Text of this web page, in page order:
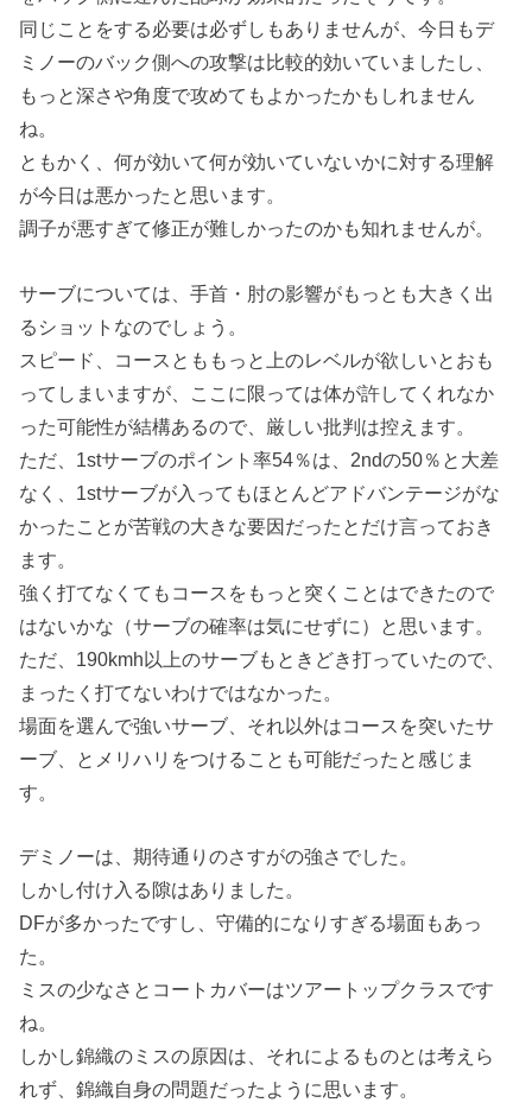
同じことをする必要は必ずしもありませんが、今日もデ
ミノーのバック側への攻撃は比較的効いていましたし、
もっと深さや角度で攻めてもよかったかもしれません
ね。
ともかく、何が効いて何が効いていないかに対する理解
が今日は悪かったと思います。
調子が悪すぎて修正が難しかったのかも知れませんが。
サーブについては、手首・肘の影響がもっとも大きく出
るショットなのでしょう。
スピード、コースとももっと上のレベルが欲しいとおも
ってしまいますが、ここに限っては体が許してくれなか
った可能性が結構あるので、厳しい批判は控えます。
ただ、1stサーブのポイント率54％は、2ndの50％と大差
なく、1stサーブが入ってもほとんどアドバンテージがな
かったことが苦戦の大きな要因だったとだけ言っておき
ます。
強く打てなくてもコースをもっと突くことはできたので
はないかな（サーブの確率は気にせずに）と思います。
ただ、190kmh以上のサーブもときどき打っていたので、
まったく打てないわけではなかった。
場面を選んで強いサーブ、それ以外はコースを突いたサ
ーブ、とメリハリをつけることも可能だったと感じま
す。
デミノーは、期待通りのさすがの強さでした。
しかし付け入る隙はありました。
DFが多かったですし、守備的になりすぎる場面もあっ
た。
ミスの少なさとコートカバーはツアートップクラスです
ね。
しかし錦織のミスの原因は、それによるものとは考えら
れず、錦織自身の問題だったように思います。